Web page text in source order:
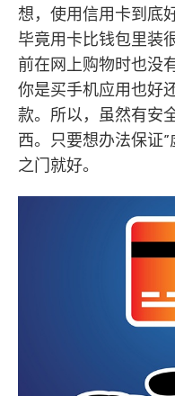
想，使用信用卡到底
毕竟用卡比钱包里装
前在网上购物时也没
你是买手机应用也好
款。所以，虽然有安
西。只要想办法保证
之门就好。